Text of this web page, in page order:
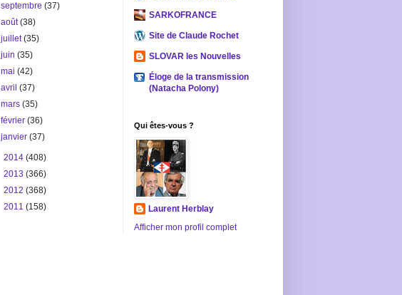
septembre(37)
août(38)
juillet(35)
juin(35)
mai(42)
avril(37)
mars(35)
février(36)
janvier(37)
2014 (408)
2013 (366)
2012 (368)
2011 (158)
SARKOFRANCE
Site de Claude Rochet
SLOVAR les Nouvelles
Éloge de la transmission
(Natacha Polony)
Qui êtes-vous ?
Laurent Herblay
Afficher mon profil complet